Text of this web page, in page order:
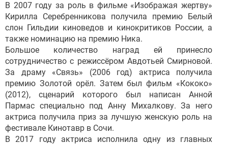
В 2007 году за роль в фильме «Изображая жертву»
Кирилла Серебренникова получила премию Белый
слон Гильдии киноведов и кинокритиков России, а
также номинацию на премию Ника.
Большое количество наград ей принесло
сотрудничество с режиссёром Авдотьей Смирновой.
За драму «Связь» (2006 год) актриса получила
премию Золотой орёл. Затем был фильм «Кококо»
(2012), сценарий которого был написан Анной
Пармас специально под Анну Михалкову. За него
актриса получила приз за лучшую женскую роль на
фестивале Кинотавр в Сочи.
В 2017 году актриса исполнила одну из главных